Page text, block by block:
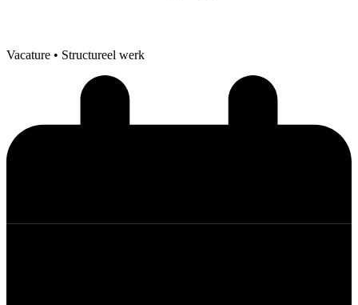
Vacature • Structureel werk